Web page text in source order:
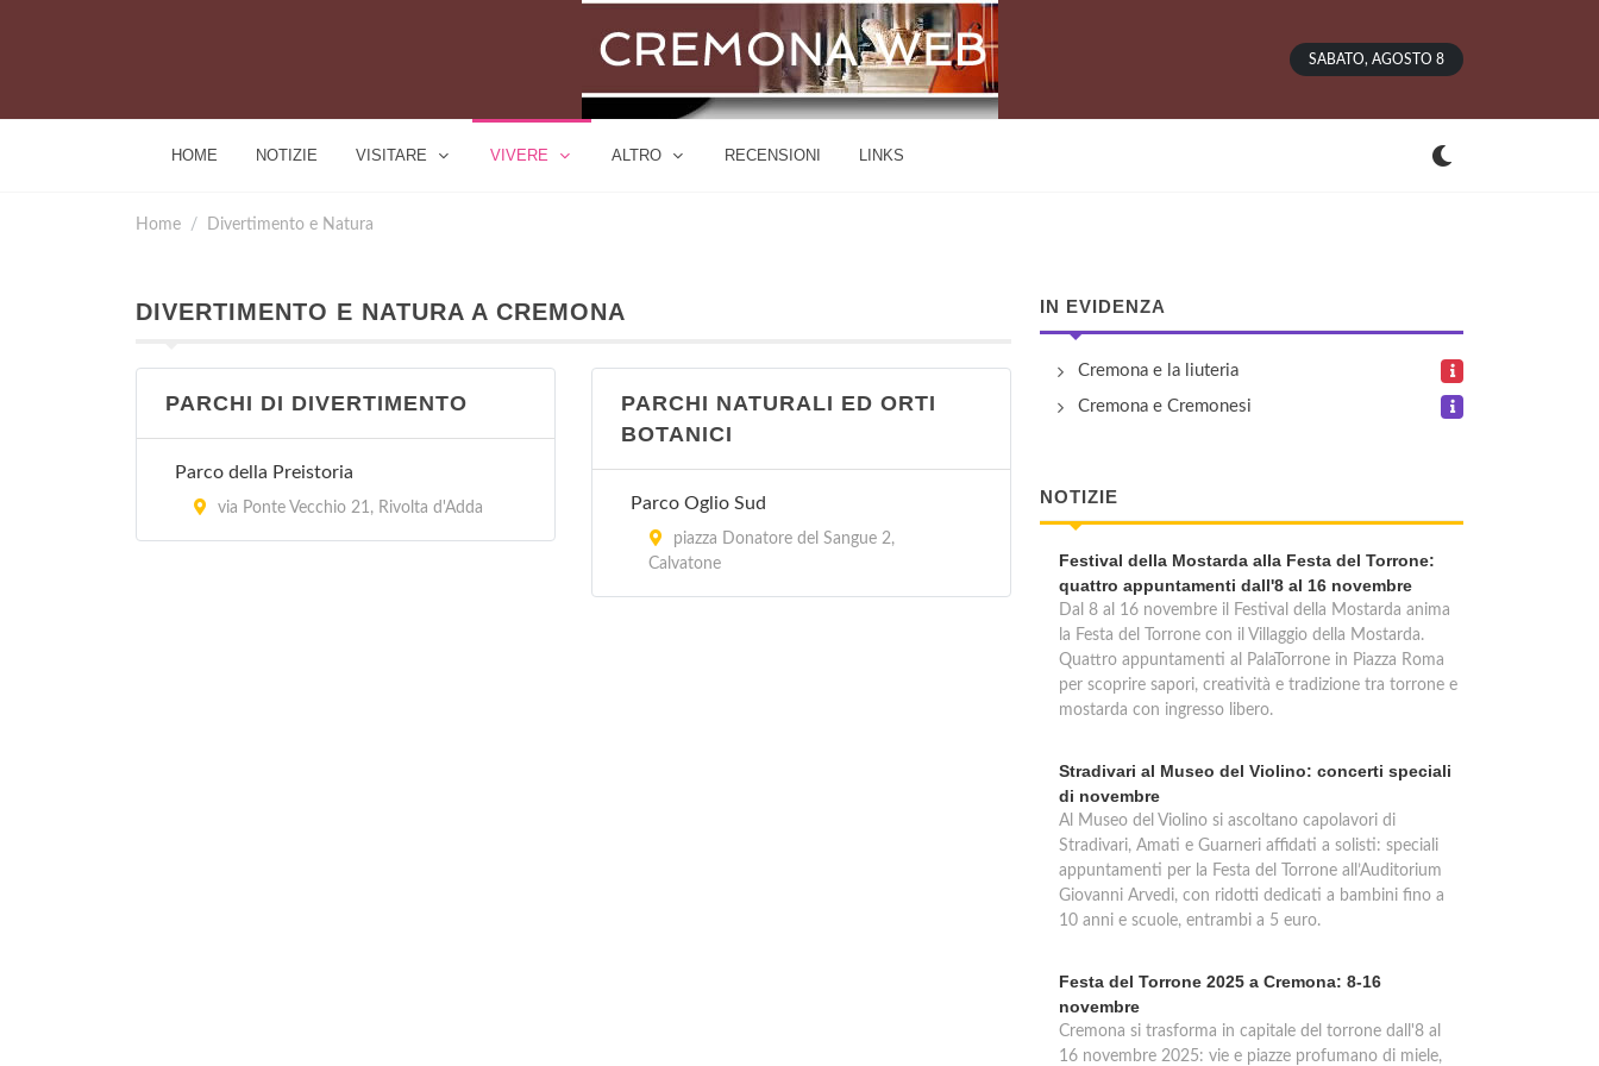
SABATO, AGOSTO 8
HOME NOTIZIE VISITARE VIVERE ALTRO RECENSIONI LINKS
Home Divertimento e Natura
DIVERTIMENTO E NATURA A CREMONA
PARCHI DI DIVERTIMENTO
Parco della Preistoria
via Ponte Vecchio 21, Rivolta d'Adda
PARCHI NATURALI ED ORTI
BOTANICI
Parco Oglio Sud
piazza Donatore del Sangue 2,
Calvatone
IN EVIDENZA
Cremona e la liuteria
Cremona e Cremonesi
NOTIZIE
Festival della Mostarda alla Festa del Torrone:
quattro appuntamenti dall'8 al 16 novembre
Dal 8 al 16 novembre il Festival della Mostarda anima
la Festa del Torrone con il Villaggio della Mostarda.
Quattro appuntamenti al PalaTorrone in Piazza Roma
per scoprire sapori, creatività e tradizione tra torrone e
mostarda con ingresso libero.
Stradivari al Museo del Violino: concerti speciali
di novembre
Al Museo del Violino si ascoltano capolavori di
Stradivari, Amati e Guarneri affidati a solisti: speciali
appuntamenti per la Festa del Torrone all’Auditorium
Giovanni Arvedi, con ridotti dedicati a bambini fino a
10 anni e scuole, entrambi a 5 euro.
Festa del Torrone 2025 a Cremona: 8-16
novembre
Cremona si trasforma in capitale del torrone dall'8 al
16 novembre 2025: vie e piazze profumano di miele,